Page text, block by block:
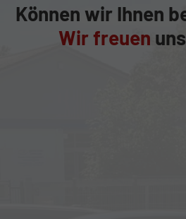
Können wir Ihnen
Wir freuen